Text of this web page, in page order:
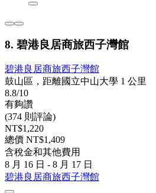
8. 碧港良居商旅西子灣館
碧港良居商旅西子灣館
鼓山區，距離國立中山大學 1 公里
8.8/10
有夠讚
(374 則評論)
NT$1,220
總價 NT$1,409
含稅金和其他費用
8 月 16 日 - 8 月 17 日
碧港良居商旅西子灣館